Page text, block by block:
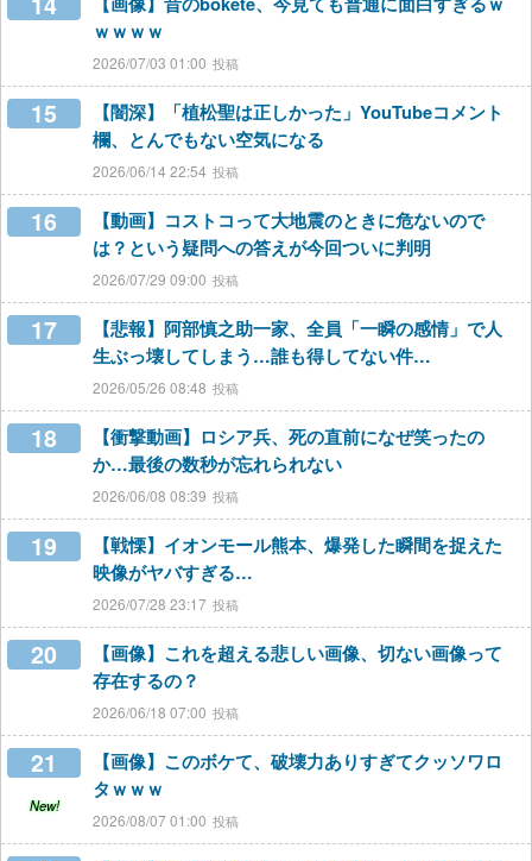
ｗｗｗｗ
2026/07/03 01:00
15
【闇深】「植松聖は正しかった」YouTubeコメント
欄、とんでもない空気になる
2026/06/14 22:54
16
【動画】コストコって大地震のときに危ないので
は？という疑問への答えが今回ついに判明
2026/07/29 09:00
17
【悲報】阿部慎之助一家、全員「一瞬の感情」で人
生ぶっ壊してしまう…誰も得してない件…
2026/05/26 08:48
18
【衝撃動画】ロシア兵、死の直前になぜ笑ったの
か…最後の数秒が忘れられない
2026/06/08 08:39
19
【戦慄】イオンモール熊本、爆発した瞬間を捉えた
映像がヤバすぎる…
2026/07/28 23:17
20
【画像】これを超える悲しい画像、切ない画像って
存在するの？
2026/06/18 07:00
21
New!
【画像】このボケて、破壊力ありすぎてクッソワロ
タｗｗｗ
2026/08/07 01:00